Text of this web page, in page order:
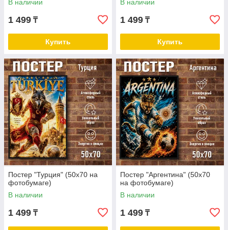
В наличии
1 499 ₸
Купить
В наличии
1 499 ₸
Купить
Постер "Турция" (50х70 на
фотобумаге)
В наличии
1 499 ₸
Постер "Аргентина" (50х70
на фотобумаге)
В наличии
1 499 ₸